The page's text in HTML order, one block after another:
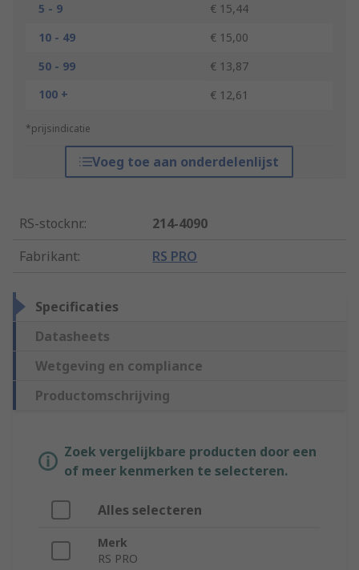
5 - 9
€ 15,44
10 - 49
€ 15,00
50 - 99
€ 13,87
100 +
€ 12,61
*prijsindicatie
Voeg toe aan onderdelenlijst
RS-stocknr.:
214-4090
Fabrikant: RS PRO
Specificaties
Datasheets
Wetgeving en compliance
Productomschrijving
Zoek vergelijkbare producten door een
of meer kenmerken te selecteren.
Alles selecteren
Merk
RS PRO